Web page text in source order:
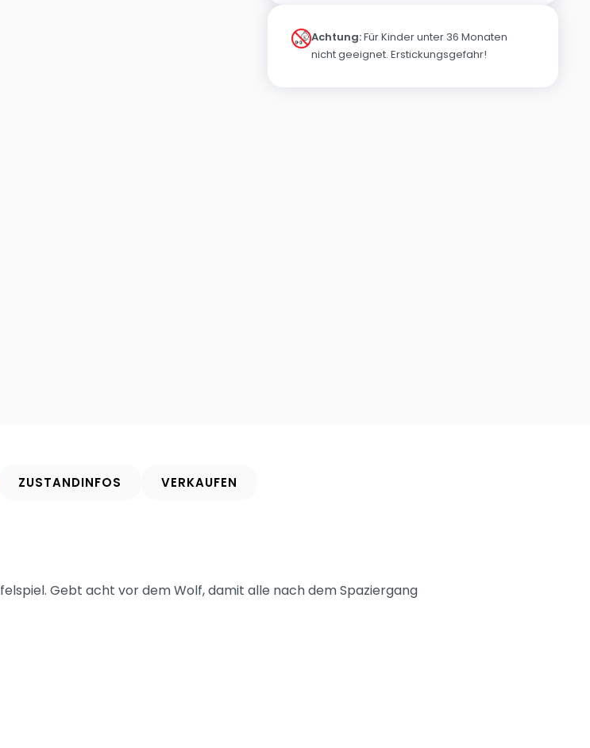
Achtung:Für Kinder unter 36 Monaten
nicht geeignet. Erstickungsgefahr!
ZUSTANDINFOS VERKAUFEN
Gebt acht vor dem Wolf, damit alle nach dem Spaziergang